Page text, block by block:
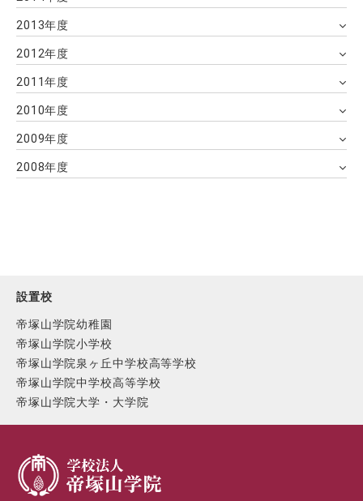
2013年度
2012年度
2011年度
2010年度
2009年度
2008年度
設置校
帝塚山学院幼稚園
帝塚山学院小学校
帝塚山学院泉ヶ丘中学校高等学校
帝塚山学院中学校高等学校
帝塚山学院大学・大学院